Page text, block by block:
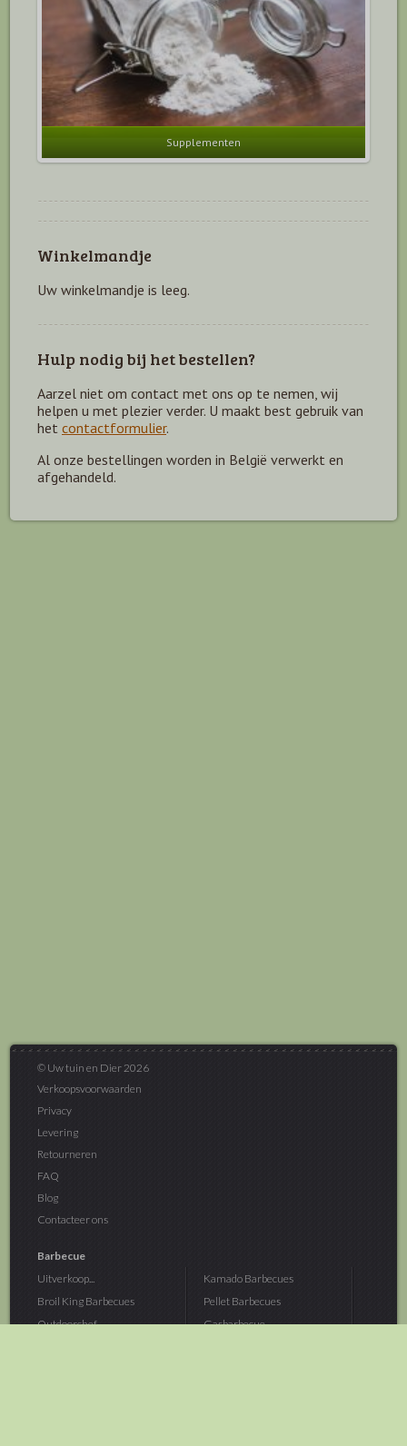
Supplementen
Winkelmandje
Uw winkelmandje is leeg.
Hulp nodig bij het bestellen?
Aarzel niet om contact met ons op te nemen, wij
helpen u met plezier verder. U maakt best gebruik van
het contactformulier.
Al onze bestellingen worden in België verwerkt en
afgehandeld.
© Uw tuin en Dier 2026
Verkoopsvoorwaarden
Privacy
Levering
Retourneren
FAQ
Blog
Contacteer ons
Barbecue
Uitverkoop...
Broil King Barbecues
Outdoorchef...
Kamado Barbecues
Pellet Barbecues
Gasbarbecue